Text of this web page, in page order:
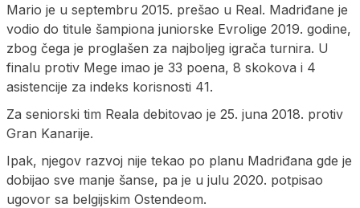
Mario je u septembru 2015. prešao u Real. Madriđane je
vodio do titule šampiona juniorske Evrolige 2019. godine,
zbog čega je proglašen za najboljeg igrača turnira. U
finalu protiv Mege imao je 33 poena, 8 skokova i 4
asistencije za indeks korisnosti 41.
Za seniorski tim Reala debitovao je 25. juna 2018. protiv
Gran Kanarije.
Ipak, njegov razvoj nije tekao po planu Madriđana gde je
dobijao sve manje šanse, pa je u julu 2020. potpisao
ugovor sa belgijskim Ostendeom.